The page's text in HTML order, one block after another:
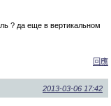
? да еще в вертикальном
回應
2013-03-06 17:42